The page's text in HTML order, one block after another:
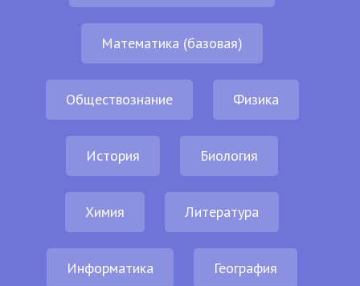
Математика (базовая)
Обществознание Физика
История Биология
Химия Литература
Информатика География